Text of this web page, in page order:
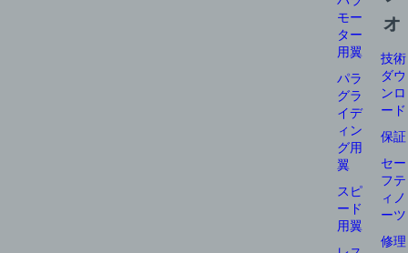
モー
ター
用翼
パラ
グラ
イデ
ィン
グ用
翼
スピ
ード
用翼
ォ
技術
ダウ
ンロ
ード
保証
セー
フテ
ィノ
ーツ
修理